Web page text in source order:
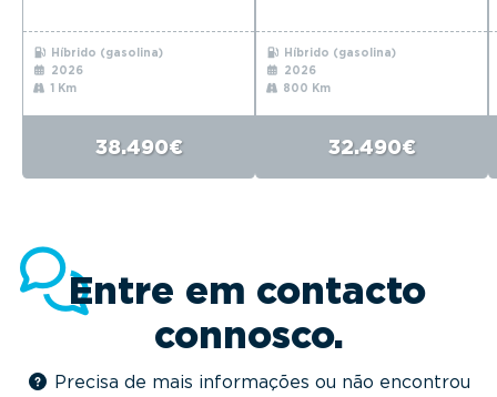
Híbrido (gasolina)
2026
1 Km
38.490€
Híbrido (gasolina)
2026
800 Km
32.490€
Entre em contacto
connosco.
Precisa de mais informações ou não encontrou